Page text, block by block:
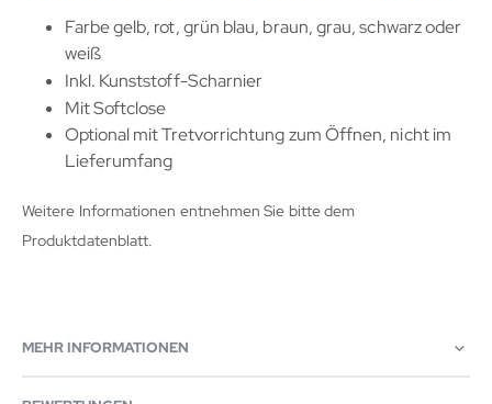
Farbe gelb, rot, grün blau, braun, grau, schwarz oder
weiß
Inkl. Kunststoff-Scharnier
Mit Softclose
Optional mit Tretvorrichtung zum Öffnen, nicht im
Lieferumfang
Weitere Informationen entnehmen Sie bitte dem
Produktdatenblatt.
MEHR INFORMATIONEN